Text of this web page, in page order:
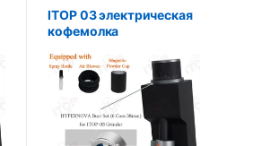
ITOP 03 электрическая
кофемолка
заусенцы бытовая
кофемолка для кофе в
зернах кофемолка для
фильтра эспрессо VS3